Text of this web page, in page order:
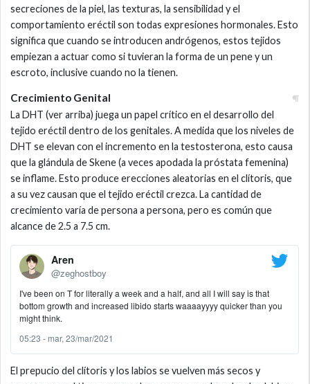
secreciones de la piel, las texturas, la sensibilidad y el
comportamiento eréctil son todas expresiones hormonales. Esto
significa que cuando se introducen andrógenos, estos tejidos
empiezan a actuar como si tuvieran la forma de un pene y un
escroto, inclusive cuando no la tienen.
Crecimiento Genital
La DHT (ver arriba) juega un papel crítico en el desarrollo del
tejido eréctil dentro de los genitales. A medida que los niveles de
DHT se elevan con el incremento en la testosterona, esto causa
que la glándula de Skene (a veces apodada la próstata femenina)
se inflame. Esto produce erecciones aleatorias en el clítoris, que
a su vez causan que el tejido eréctil crezca. La cantidad de
crecimiento varía de persona a persona, pero es común que
alcance de 2.5 a 7.5 cm.
Aren
@zeghostboy
I've been on T for literally a week and a half, and all I will say is that
bottom growth and increased libido starts waaaayyyy quicker than you
might think.
05:23 - mar, 23/mar/2021
El prepucio del clítoris y los labios se vuelven más secos y